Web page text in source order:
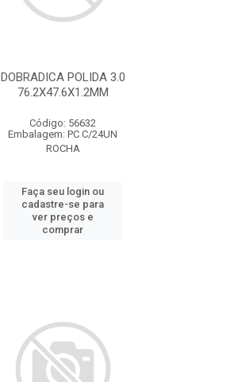
DOBRADICA POLIDA 3.0
76.2X47.6X1.2MM
Código: 56632
Embalagem: PC C/24UN
ROCHA
Faça seu login ou
cadastre-se para
ver preços e
comprar